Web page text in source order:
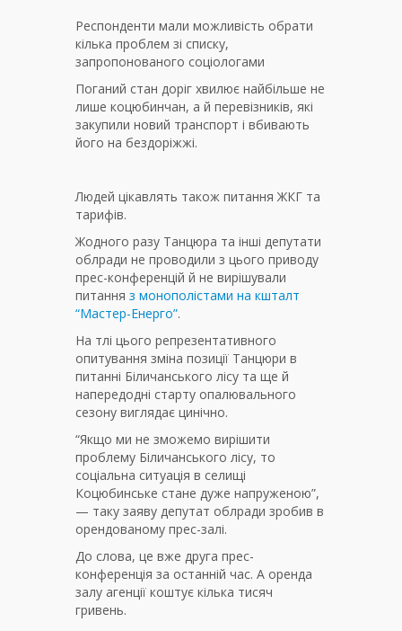
Респонденти мали можливість обрати
кілька проблем зі списку,
запропонованого соціологами
Поганий стан доріг хвилює найбільше не
лише коцюбинчан, а й перевізників, які
закупили новий транспорт і вбивають
його на бездоріжжі.
Людей цікавлять також питання ЖКГ та
тарифів.
Жодного разу Танцюра та інші депутати
облради не проводили з цього приводу
прес-конференцій й не вирішували
питання з монополістами на кшталт
“Мастер-Енерго”.
На тлі цього репрезентативного
опитування зміна позиції Танцюри в
питанні Біличанського лісу та ще й
напередодні старту опалювального
сезону виглядає цинічно.
“Якщо ми не зможемо вирішити
проблему Біличанського лісу, то
соціальна ситуація в селищі
Коцюбинське стане дуже напруженою”,
— таку заяву депутат облради зробив в
орендованому прес-залі.
До слова, це вже друга прес-
конференція за останній час. А оренда
залу агенції коштує кілька тисяч
гривень.